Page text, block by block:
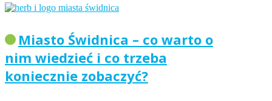
Miasto Świdnica – co warto o
nim wiedzieć i co trzeba
koniecznie zobaczyć?